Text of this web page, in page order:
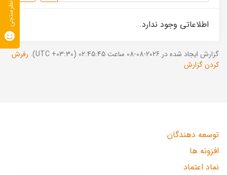
اطلاعاتی وجود ندارد.
گزارش ایجاد شده در 2026-08-08 ساعت 02:45:45 (UTC +03:30).
رفرش
کردن گزارش
توسعه دهندگان
افزونه ها
نماد اعتماد
نظرسنجی